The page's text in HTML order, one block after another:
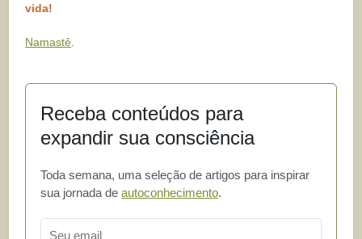
vida!
Namastê
Receba conteúdos para
expandir sua consciência
Toda semana, uma seleção de artigos para inspirar
sua jornada deautoconhecimento.